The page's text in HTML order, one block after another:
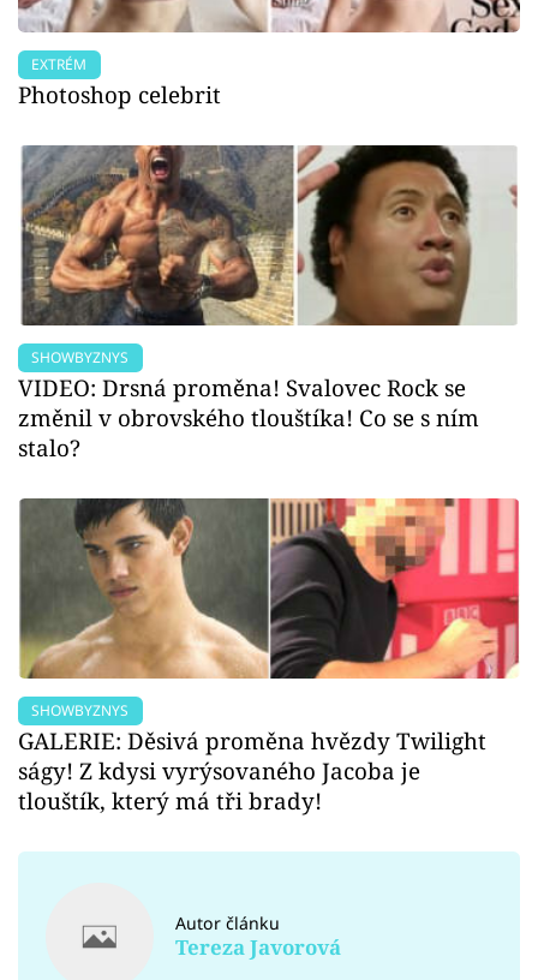
EXTRÉM
Photoshop celebrit
SHOWBYZNYS
VIDEO: Drsná proměna! Svalovec Rock se
změnil v obrovského tlouštíka! Co se s ním
stalo?
SHOWBYZNYS
GALERIE: Děsivá proměna hvězdy Twilight
ságy! Z kdysi vyrýsovaného Jacoba je
tlouštík, který má tři brady!
Autor článku
Tereza Javorová